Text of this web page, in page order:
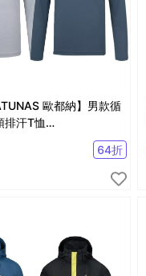
歐都納】男款循
排汗T恤
64折